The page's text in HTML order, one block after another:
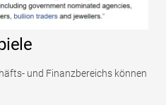
und Finanzbereichs können